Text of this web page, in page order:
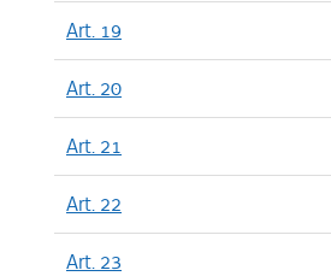
Art. 19
Art. 20
Art. 21
Art. 22
Art. 23